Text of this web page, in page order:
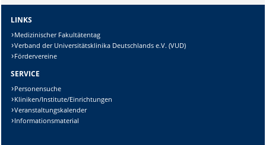
Lösung:
LINKS
Medizinischer Fakultätentag
Verband der Universitätsklinika Deutschlands e.V. (VUD)
Fördervereine
SERVICE
Personensuche
Kliniken/Institute/Einrichtungen
Veranstaltungskalender
Informationsmaterial